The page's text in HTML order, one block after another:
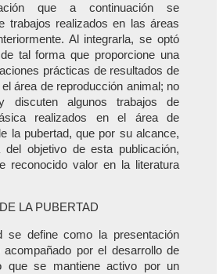
que a continuación se
trabajos realizados en las áreas
Al integrarla, se optó
tal forma que proporcione una
prácticas de resultados de
área de reproducción animal; no
discuten algunos trabajos de
realizados en el área de
la pubertad, que por su alcance,
objetivo de esta publicación,
reconocido valor en la literatura
LA PUBERTAD
se define como la presentación
por el desarrollo de
que se mantiene activo por un